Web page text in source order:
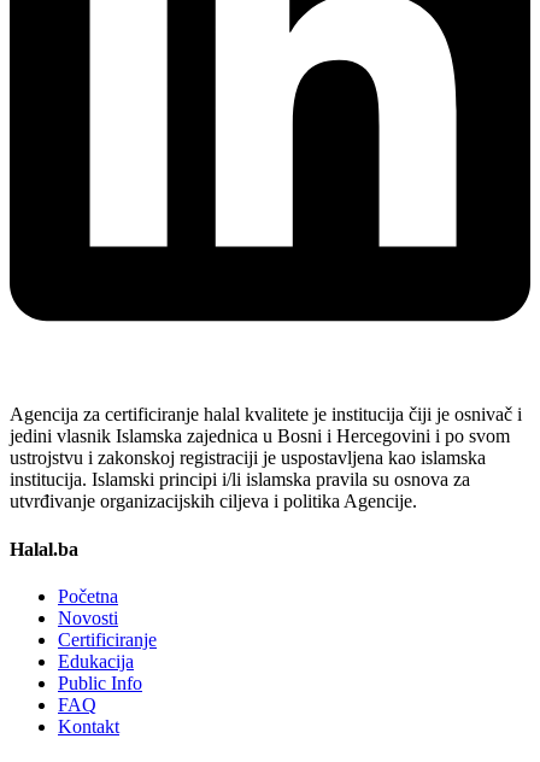
Agencija za certificiranje halal kvalitete je institucija čiji je osnivač i
jedini vlasnik Islamska zajednica u Bosni i Hercegovini i po svom
ustrojstvu i zakonskoj registraciji je uspostavljena kao islamska
institucija. Islamski principi i/li islamska pravila su osnova za
utvrđivanje organizacijskih ciljeva i politika Agencije.
Halal.ba
Početna
Novosti
Certificiranje
Edukacija
Public Info
FAQ
Kontakt